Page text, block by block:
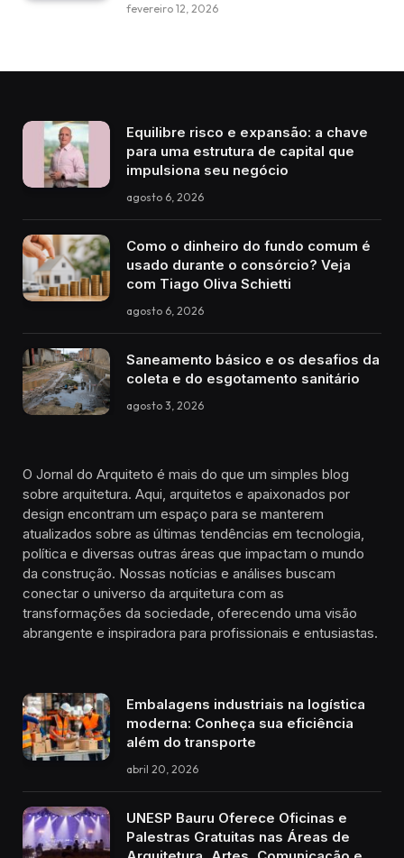
fevereiro 12, 2026
Equilibre risco e expansão: a chave
para uma estrutura de capital que
impulsiona seu negócio
agosto 6, 2026
Como o dinheiro do fundo comum é
usado durante o consórcio? Veja
com Tiago Oliva Schietti
agosto 6, 2026
Saneamento básico e os desafios da
coleta e do esgotamento sanitário
agosto 3, 2026
O Jornal do Arquiteto é mais do que um simples blog
sobre arquitetura. Aqui, arquitetos e apaixonados por
design encontram um espaço para se manterem
atualizados sobre as últimas tendências em tecnologia,
política e diversas outras áreas que impactam o mundo
da construção. Nossas notícias e análises buscam
conectar o universo da arquitetura com as
transformações da sociedade, oferecendo uma visão
abrangente e inspiradora para profissionais e entusiastas.
Embalagens industriais na logística
moderna: Conheça sua eficiência
além do transporte
abril 20, 2026
UNESP Bauru Oferece Oficinas e
Palestras Gratuitas nas Áreas de